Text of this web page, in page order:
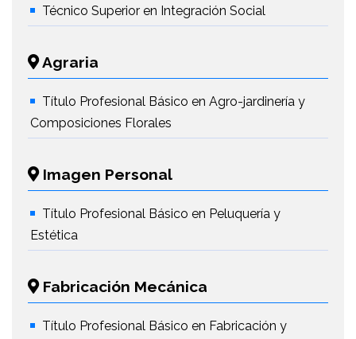
Técnico Superior en Integración Social
Agraria
Título Profesional Básico en Agro-jardinería y
Composiciones Florales
Imagen Personal
Título Profesional Básico en Peluquería y
Estética
Fabricación Mecánica
Título Profesional Básico en Fabricación y